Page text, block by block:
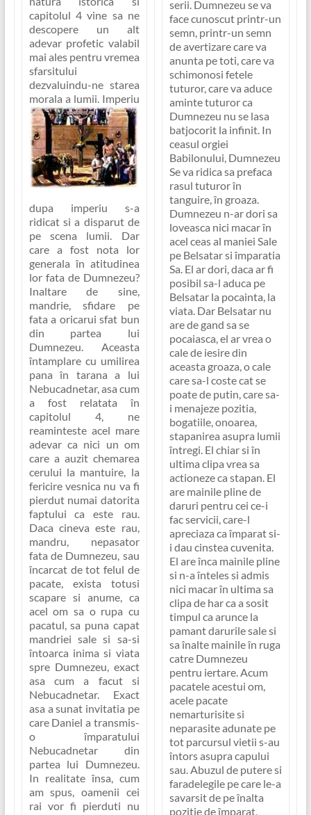
capitolul 4 vine sa ne
descopere un alt
adevar profetic valabil
mai ales pentru vremea
sfarsitului
dezvaluindu-ne starea
morala a lumii. Imperiu
dupa imperiu s-a
ridicat si a disparut de
pe scena lumii. Dar
care a fost nota lor
generala în atitudinea
lor fata de Dumnezeu?
Inaltare de sine,
mandrie, sfidare pe
fata a oricarui sfat bun
din partea lui
Dumnezeu. Aceasta
întamplare cu umilirea
pana în tarana a lui
Nebucadnetar, asa cum
a fost relatata în
capitolul 4, ne
reaminteste acel mare
adevar ca nici un om
care a auzit chemarea
cerului la mantuire, la
fericire vesnica nu va fi
pierdut numai datorita
faptului ca este rau.
Daca cineva este rau,
mandru, nepasator
fata de Dumnezeu, sau
încarcat de tot felul de
pacate, exista totusi
scapare si anume, ca
acel om sa o rupa cu
pacatul, sa puna capat
mandriei sale si sa-si
întoarca inima si viata
spre Dumnezeu, exact
asa cum a facut si
Nebucadnetar. Exact
asa a sunat invitatia pe
care Daniel a transmis-
o împaratului
Nebucadnetar din
partea lui Dumnezeu.
In realitate însa, cum
am spus, oamenii cei
rai vor fi pierduti nu
serii. Dumnezeu se va
face cunoscut printr-un
semn, printr-un semn
de avertizare care va
anunta pe toti, care va
schimonosi fetele
tuturor, care va aduce
aminte tuturor ca
Dumnezeu nu se lasa
batjocorit la infinit. In
ceasul orgiei
Babilonului, Dumnezeu
Se va ridica sa prefaca
rasul tuturor în
tanguire, în groaza.
Dumnezeu n-ar dori sa
loveasca nici macar în
acel ceas al maniei Sale
pe Belsatar si împaratia
Sa. El ar dori, daca ar fi
posibil sa-l aduca pe
Belsatar la pocainta, la
viata. Dar Belsatar nu
are de gand sa se
pocaiasca, el ar vrea o
cale de iesire din
aceasta groaza, o cale
care sa-l coste cat se
poate de putin, care sa-
i menajeze pozitia,
bogatiile, onoarea,
stapanirea asupra lumii
întregi. El chiar si în
ultima clipa vrea sa
actioneze ca stapan. El
are mainile pline de
daruri pentru cei ce-i
fac servicii, care-l
apreciaza ca împarat si-
i dau cinstea cuvenita.
El are înca mainile pline
si n-a înteles si admis
nici macar în ultima sa
clipa de har ca a sosit
timpul ca arunce la
pamant darurile sale si
sa înalte mainile în ruga
catre Dumnezeu
pentru iertare. Acum
pacatele acestui om,
acele pacate
nemarturisite si
neparasite adunate pe
tot parcursul vietii s-au
întors asupra capului
sau. Abuzul de putere si
faradelegile pe care le-a
savarsit de pe înalta
pozitie de împarat,